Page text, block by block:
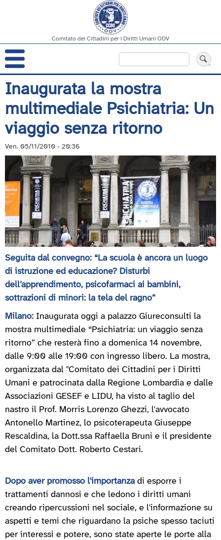
Salta
al
contenuto
principale
Comitato dei Cittadini per i Diritti Umani ODV
Navigazione
principale
Inaugurata la mostra
multimediale Psichiatria: Un
viaggio senza ritorno
Ven. 05/11/2010 - 20:36
Seguita dal convegno: “La scuola è ancora un luogo
di istruzione ed educazione? Disturbi
dell’apprendimento, psicofarmaci ai bambini,
sottrazioni di minori: la tela del ragno”
Milano: Inaugurata oggi a palazzo Giureconsulti la
mostra multimediale “Psichiatria: un viaggio senza
ritorno” che resterà fino a domenica 14 novembre,
dalle 9:00 alle 19:00 con ingresso libero. La mostra,
organizzata dal "Comitato dei Cittadini per i Diritti
Umani e patrocinata dalla Regione Lombardia e dalle
Associazioni GESEF e LIDU, ha visto al taglio del
nastro il Prof. Morris Lorenzo Ghezzi, l'avvocato
Antonello Martinez, lo psicoterapeuta Giuseppe
Rescaldina, la Dott.ssa Raffaella Bruni e il presidente
del Comitato Dott. Roberto Cestari.
Dopo aver promosso l'importanza di esporre i
trattamenti dannosi e che ledono i diritti umani
creando ripercussioni nel sociale, e l'informazione su
aspetti e temi che riguardano la psiche spesso taciuti
per interessi e potere, sono state aperte le porte alla